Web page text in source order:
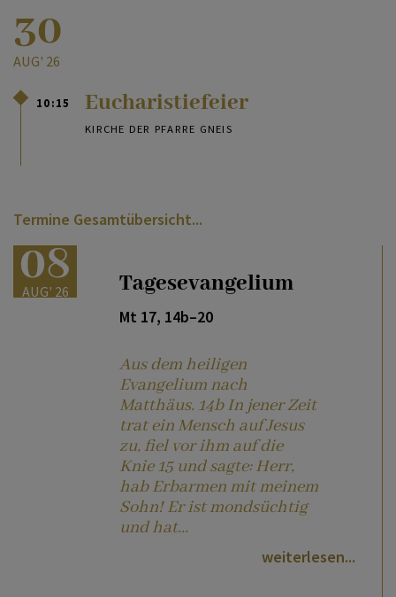
30
AUG' 26
10:15 Eucharistiefeier
KIRCHE DER PFARRE GNEIS
Termine Gesamtübersicht
08
AUG' 26 Tagesevangelium
Mt 17, 14b–20
Aus dem heiligen
Evangelium nach
Matthäus. 14b In jener Zeit
trat ein Mensch auf Jesus
zu, fiel vor ihm auf die
Knie 15 und sagte: Herr,
hab Erbarmen mit meinem
Sohn! Er ist mondsüchtig
und hat...
weiterlesen